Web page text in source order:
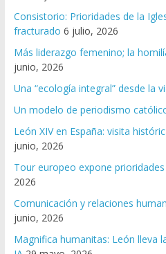
Consistorio: Prioridades de la
fracturado 6 julio, 2026
Más liderazgo femenino; la
junio, 2026
Una “ecología integral” desde la
Un modelo de periodismo
León XIV en España: visita
junio, 2026
Tour europeo expone
2026
Comunicación y relaciones
junio, 2026
Magnifica humanitas: León lleva